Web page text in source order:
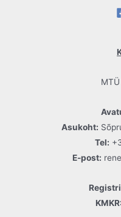
Asukoht:
Tel:
E-post:
KMKR: